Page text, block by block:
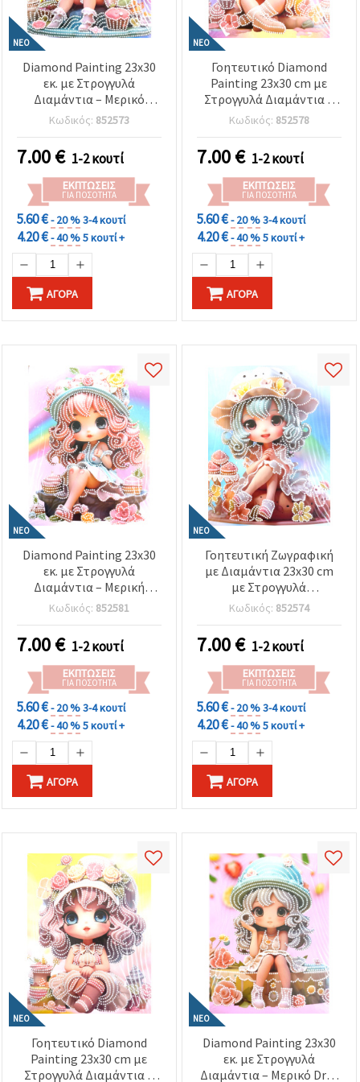
ΝΈΟ
Diamond Painting 23x30
εκ. με Στρογγυλά
Διαμάντια – Μερικό
(Partial Drill) Σχέδιο
Sugar Girl με Κομψή
Κορνίζα DG-30128
Κωδικός: 852573
7.00€ 1-2 κουτί
ΕΚΠΤΏΣΕΙΣ
ΓΙΑ ΠΟΣΌΤΗΤΑ
5.60 €- 20 %3-4 κουτί
4.20 €- 40 %5 κουτί +
ΑΓΟΡΆ
ΝΈΟ
Γοητευτικό Diamond
Painting 23x30 cm με
Στρογγυλά Διαμάντια –
Μερική Κάλυψη Sugar Girl
με Κορνίζα DG-30133
Κωδικός: 852578
7.00€ 1-2 κουτί
ΕΚΠΤΏΣΕΙΣ
ΓΙΑ ΠΟΣΌΤΗΤΑ
5.60 €- 20 %3-4 κουτί
4.20 €- 40 %5 κουτί +
ΑΓΟΡΆ
ΝΈΟ
Diamond Painting 23x30
εκ. με Στρογγυλά
Διαμάντια – Μερική
Κάλυψη (Partial Drill)
Σχέδιο Sugar Girl με
Κομψή Κορνίζα DG-30136
Κωδικός: 852581
7.00€ 1-2 κουτί
ΕΚΠΤΏΣΕΙΣ
ΓΙΑ ΠΟΣΌΤΗΤΑ
5.60 €- 20 %3-4 κουτί
4.20 €- 40 %5 κουτί +
ΑΓΟΡΆ
ΝΈΟ
Γοητευτική Ζωγραφική
με Διαμάντια 23x30 cm
με Στρογγυλά
Διαμαντάκια – Μερική
Κάλυψη (Partial Drill)
«Sugar Girl» με Κομψή
Κορνίζα DG-30129
Κωδικός: 852574
7.00€ 1-2 κουτί
ΕΚΠΤΏΣΕΙΣ
ΓΙΑ ΠΟΣΌΤΗΤΑ
5.60 €- 20 %3-4 κουτί
4.20 €- 40 %5 κουτί +
ΑΓΟΡΆ
ΝΈΟ
Γοητευτικό Diamond
Painting 23x30 cm με
Στρογγυλά Διαμάντια –
ΝΈΟ
Diamond Painting 23x30
εκ. με Στρογγυλά
Διαμάντια – Μερικό Drill